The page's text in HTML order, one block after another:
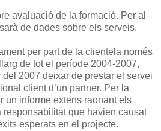
avaluació de la formació. Per al
de dades sobre els serveis.
per part de la clientela només
de tot el període 2004-2007,
2007 deixar de prestar el servei
client d’un partner. Per la
un informe extens raonant els
responsabilitat que havien causat
esperats en el projecte.